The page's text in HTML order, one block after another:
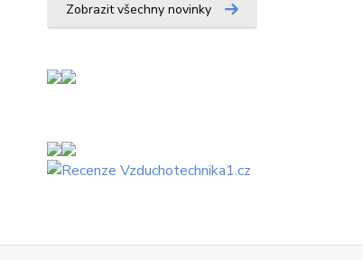
Zobrazit všechny novinky